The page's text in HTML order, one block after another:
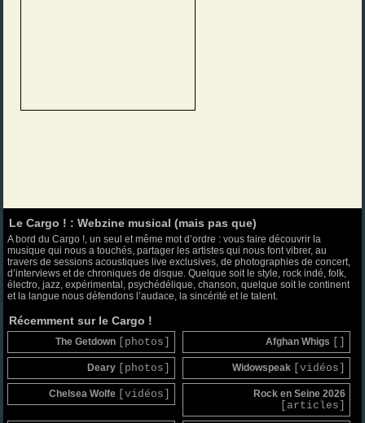
Le Cargo ! : Webzine musical (mais pas que)
A bord du Cargo !, un seul et même mot d’ordre : vous faire découvrir la
musique qui nous a touchés, partager les artistes qui nous font vibrer, au
travers de sessions acoustiques live exclusives, de photographies de concert,
d’interviews et de chroniques de disque. Quelque soit le style, rock indé, folk,
électro, jazz, expérimental, psychédélique, chanson, quelque soit le continent
et la langue nous défendons l’audace, la sincérité et le talent.
Récemment sur le Cargo !
The Getdown [photos] Afghan Whigs
Deary [photos] Widowspeak [vidéos]
Chelsea Wolfe [vidéos] Rock en Seine 2026
[articles]